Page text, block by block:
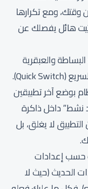
وقتك، ومع تكرارها
هائل يفصلك عن
والعبقرية
لحل هذه العقدة، وهو ميزة التبديل السريع (Quick Switch).
بوضع آخر تطبيقين
نشط” داخل ذاكرة
لا يغلق، بل
حسب إعدادات
الحديث (حيث لا